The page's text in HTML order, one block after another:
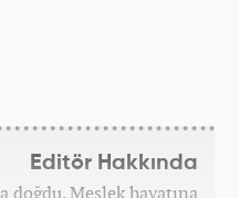
Editör Hakkında
doğdu. Meslek hayatına